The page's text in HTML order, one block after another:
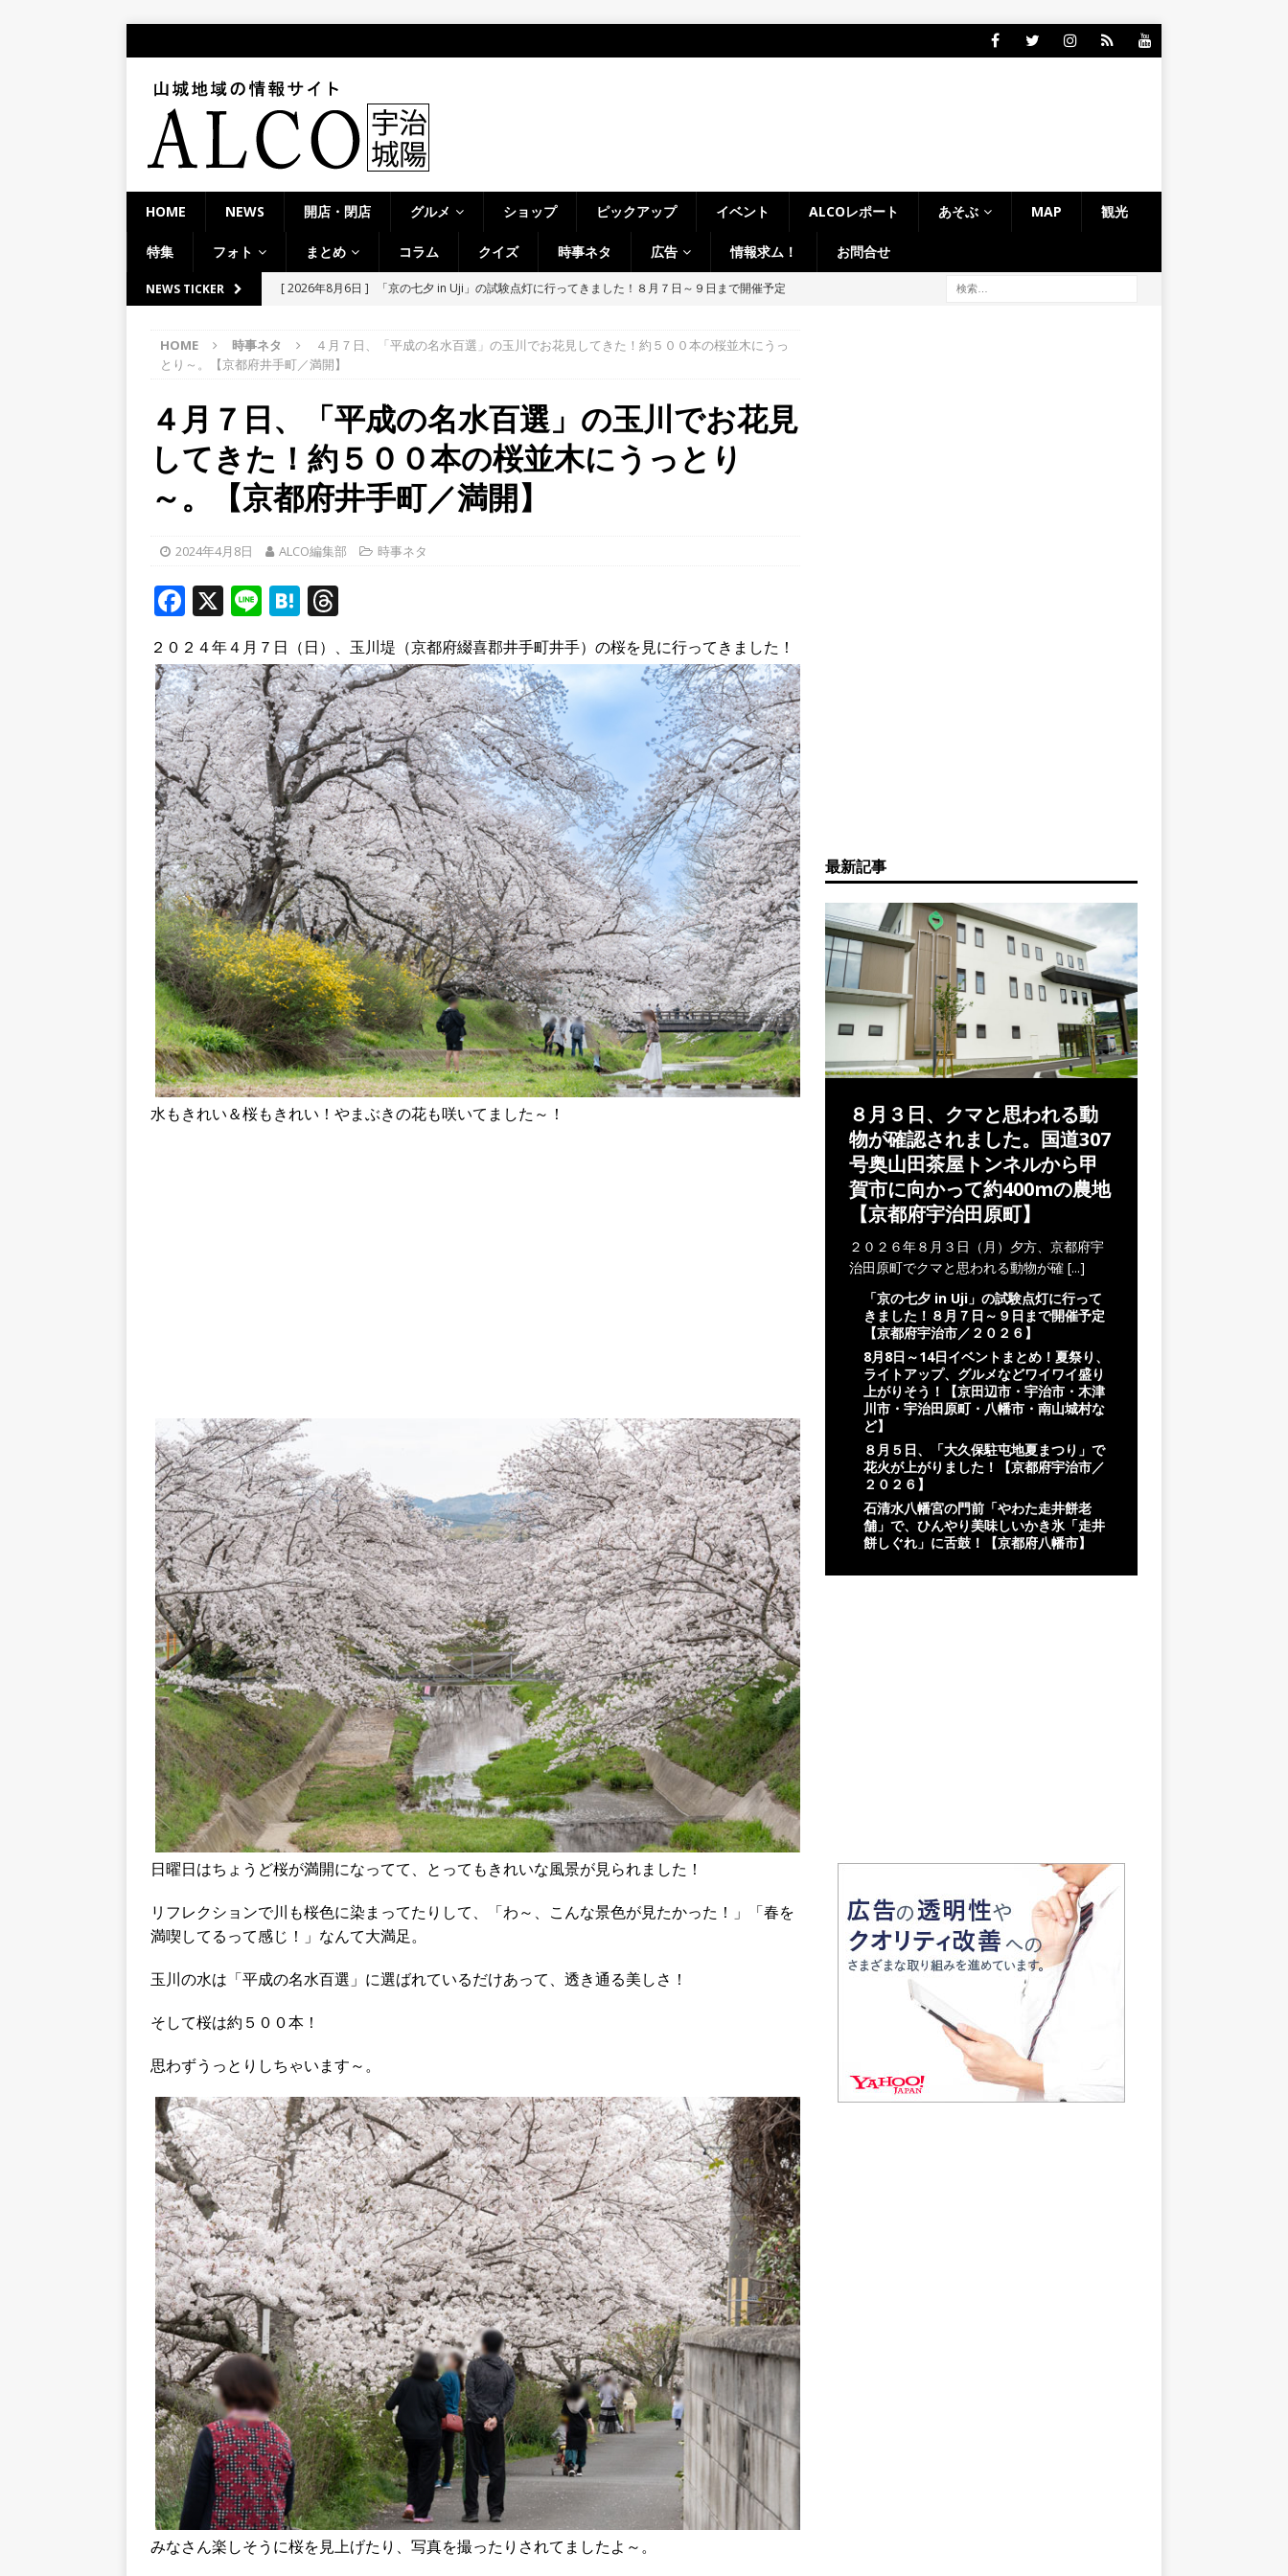
HOME NEWS 開店・閉店 グルメ ショップ ピックアップ イベント ALCOレポート あそぶ MAP 観光
特集 フォト まとめ コラム クイズ 時事ネタ 広告 情報求ム！ お問合せ
NEWS TICKER [ 2026年8月6日 ]
8月8日～14日イベントまとめ！夏祭り、ライトアップ、グルメなどワイワイ盛
／２０２６】
時事ネタ
[ 2026年8月4日 ]
石清水八幡宮の門前「やわた走井餅老舗」で、ひんやり美味しいかき氷「走井
餅しぐれ」に舌鼓！【京都府八幡市】
グルメ
[ 2026年8月6日 ]
８月３日、クマと思われる動物が確認されました。国道307号奥山田茶屋トンネ
ルから甲賀市に向かって約400mの農地【京都府宇治田原町】
【京都府宇治市／２０２６】
HOME 時事ネタ
４月７日、「平成の名水百選」の玉川でお花見してきた！約５００本の桜並木にうっ
とり～。【京都府井手町／満開】
４月７日、「平成の名水百選」の玉川でお花見
してきた！約５００本の桜並木にうっとり
～。【京都府井手町／満開】
2024年4月8日 ALCO編集部 時事ネタ
F
a
c
e
b
o
o
k
X Li
n
e
H
at
e
n
a
h
r
e
a
d
s
２０２４年４月７日（日）、玉川堤（京都府綴喜郡井手町井手）の桜を見に行ってきました！
水もきれい＆桜もきれい！やまぶきの花も咲いてました～！
日曜日はちょうど桜が満開になってて、とってもきれいな風景が見られました！
リフレクションで川も桜色に染まってたりして、「わ～、こんな景色が見たかった！」「春を
満喫してるって感じ！」なんて大満足。
玉川の水は「平成の名水百選」に選ばれているだけあって、透き通る美しさ！
そして桜は約５００本！
思わずうっとりしちゃいます～。
みなさん楽しそうに桜を見上げたり、写真を撮ったりされてましたよ～。
最新記事
８月３日、クマと思われる動
物が確認されました。国道307
号奥山田茶屋トンネルから甲
賀市に向かって約400mの農地
【京都府宇治田原町】
２０２６年８月３日（月）夕方、京都府宇
治田原町でクマと思われる動物が確 [...]
「京の七夕 in Uji」の試験点灯に行って
きました！８月７日～９日まで開催予定
【京都府宇治市／２０２６】
8月8日～14日イベントまとめ！夏祭り、
ライトアップ、グルメなどワイワイ盛り
上がりそう！【京田辺市・宇治市・木津
川市・宇治田原町・八幡市・南山城村な
ど】
８月５日、「大久保駐屯地夏まつり」で
花火が上がりました！【京都府宇治市／
２０２６】
石清水八幡宮の門前「やわた走井餅老
舗」で、ひんやり美味しいかき氷「走井
餅しぐれ」に舌鼓！【京都府八幡市】